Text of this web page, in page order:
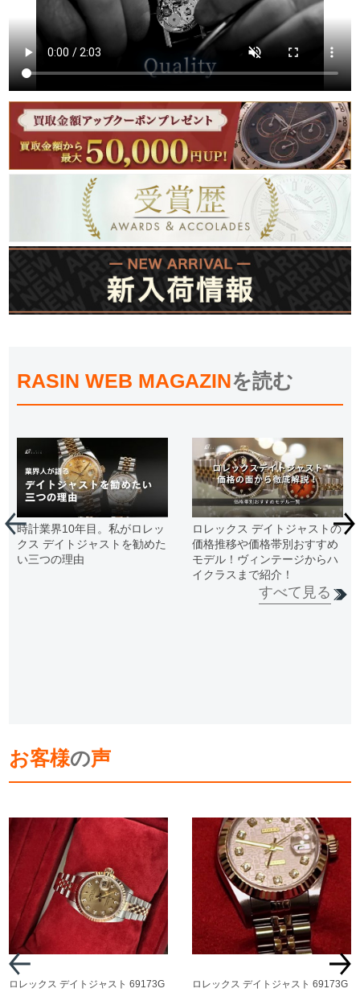
RASIN WEB MAGAZINを読む
時計業界10年目。私がロレッ
クス デイトジャストを勧めた
い三つの理由
ロレックス デイトジャストの
価格推移や価格帯別おすすめ
モデル！ヴィンテージからハ
イクラスまで紹介！
すべて見る
お客様の声
ロレックス デイトジャスト 69173G ロレックス デイトジャスト 69173G